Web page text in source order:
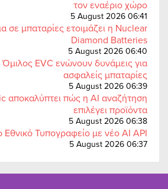
τον εναέριο χώρο
5 August 2026 06:41
σε μπαταρίες ετοιμάζει η Nuclear
Diamond Batteries
5 August 2026 06:40
Όμιλος EVC ενώνουν δυνάμεις για
ασφαλείς μπαταρίες
5 August 2026 06:39
αποκαλύπτει πώς η AI αναζήτηση
επιλέγει προϊόντα
5 August 2026 06:38
Εθνικό Τυπογραφείο με νέο AI API
5 August 2026 06:37